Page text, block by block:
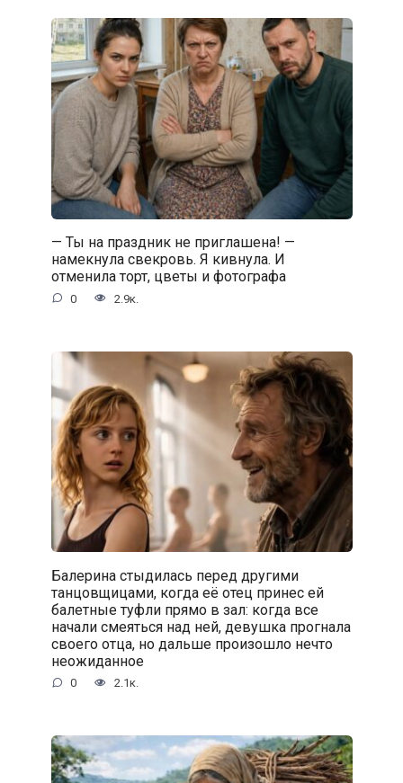
— Ты на праздник не приглашена! —
намекнула свекровь. Я кивнула. И
отменила торт, цветы и фотографа
0 2.9к.
Балерина стыдилась перед другими
танцовщицами, когда её отец принес ей
балетные туфли прямо в зал: когда все
начали смеяться над ней, девушка прогнала
своего отца, но дальше произошло нечто
неожиданное
0 2.1к.